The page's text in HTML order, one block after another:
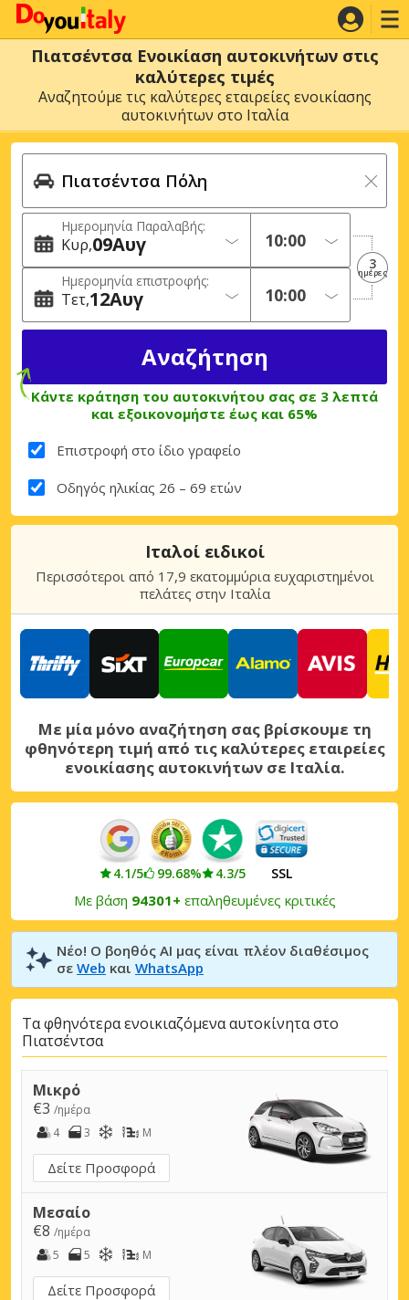
Πιατσέντσα Ενοικίαση αυτοκινήτων στις
καλύτερες τιμές
Αναζητούμε τις καλύτερες εταιρείες ενοικίασης
αυτοκινήτων στο Ιταλία
Ημερομηνία Παραλαβής:
Κυρ 09Αυγ
Ημερομηνία επιστροφής:
Τετ 12Αυγ
3
ημέρες
Κάντε κράτηση του αυτοκινήτου σας σε 3 λεπτά
και εξοικονομήστε έως και 65%
Επιστροφή στο ίδιο γραφείο
Οδηγός ηλικίας 26 – 69 ετών
Ιταλοί ειδικοί
Περισσότεροι από 17,9 εκατομμύρια ευχαριστημένοι
πελάτες στην Ιταλία
Με μία μόνο αναζήτηση σας βρίσκουμε τη
φθηνότερη τιμή από τις καλύτερες εταιρείες
ενοικίασης αυτοκινήτων σε Ιταλία.
4.1/5 99.68% 4.3/5 SSL
Με βάση 94301+ επαληθευμένες κριτικές
Νέο! Ο βοηθός AI μας είναι πλέον διαθέσιμος
σε Web και WhatsApp
Τα φθηνότερα ενοικιαζόμενα αυτοκίνητα στο
Πιατσέντσα
Μικρό
€3 /ημέρα
4
3 M
Δείτε Προσφορά
Μεσαίο
€8 /ημέρα
5
5 M
Δείτε Προσφορά